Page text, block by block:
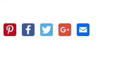
LinkedIn
Pinterest
Facebook
TwitterGoogle+